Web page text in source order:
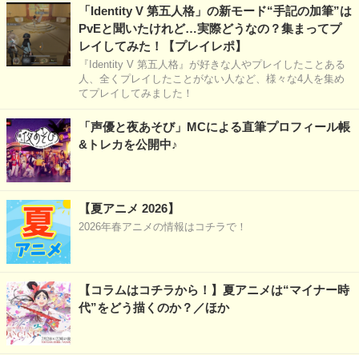
「Identity V 第五人格」の新モード“手記の加筆”は
PvEと聞いたけれど…実際どうなの？集まってプ
レイしてみた！【プレイレポ】
『Identity V 第五人格』が好きな人やプレイしたことある
人、全くプレイしたことがない人など、様々な4人を集め
てプレイしてみました！
「声優と夜あそび」MCによる直筆プロフィール帳
&トレカを公開中♪
【夏アニメ 2026】
2026年春アニメの情報はコチラで！
【コラムはコチラから！】夏アニメは“マイナー時
代”をどう描くのか？／ほか